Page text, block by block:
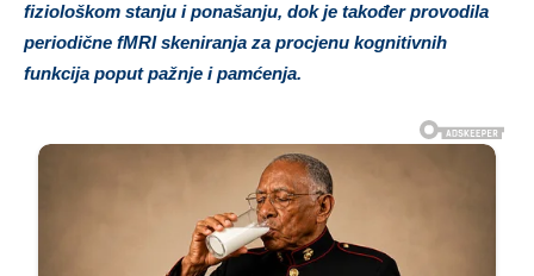
fiziološkom stanju i ponašanju, dok je također provodila
periodične fMRI skeniranja za procjenu kognitivnih
funkcija poput pažnje i pamćenja.